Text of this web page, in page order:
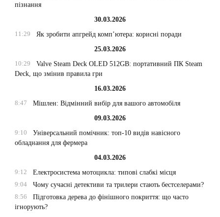
пізнання
30.03.2026
11:29
Як зробити апгрейд комп’ютера: корисні поради
25.03.2026
10:29
Valve Steam Deck OLED 512GB: портативний ПК Steam
Deck, що змінив правила гри
16.03.2026
8:47
Мішлен: Відмінний вибір для вашого автомобіля
09.03.2026
9:10
Універсальний помічник: топ-10 видів навісного
обладнання для фермера
04.03.2026
9:12
Електросистема мотоцикла: типові слабкі місця
9:04
Чому сучасні детективи та трилери стають бестселерами?
8:56
Підготовка дерева до фінішного покриття: що часто
ігнорують?